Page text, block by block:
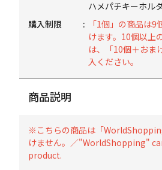
ハメパチキーホル
購入制限
「1個」の商品は
けます。10個以上
は、「10個＋おま
入ください。
商品説明
※こちらの商品は「
けません。／"WorldShopping"
product.